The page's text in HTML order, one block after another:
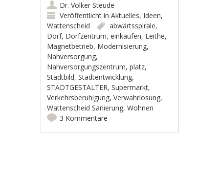
Dr. Volker Steude
Veröffentlicht inAktuelles, Ideen,
Wattenscheid
abwärtsspirale,
Dorf, Dorfzentrum,einkaufen, Leithe,
Magnetbetrieb, Modernisierung,
Nahversorgung,
Nahversorgungszentrum,platz,
Stadtbild,Stadtentwicklung,
STADTGESTALTER,Supermarkt,
Verkehrsberuhigung,Verwahrlosung,
Wattenscheid Sanierung,Wohnen
3 Kommentare